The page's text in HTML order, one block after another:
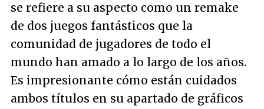
se refiere a su aspecto como un remake
de dos juegos fantásticos que la
comunidad de jugadores de todo el
mundo han amado a lo largo de los años.
Es impresionante cómo están cuidados
ambos títulos en su apartado de gráficos